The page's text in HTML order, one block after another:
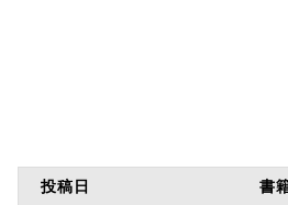
投稿日 書